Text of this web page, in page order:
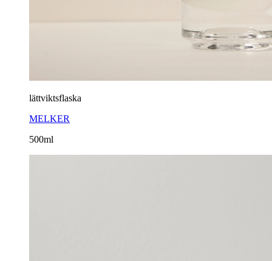
lättviktsflaska
MELKER
500ml